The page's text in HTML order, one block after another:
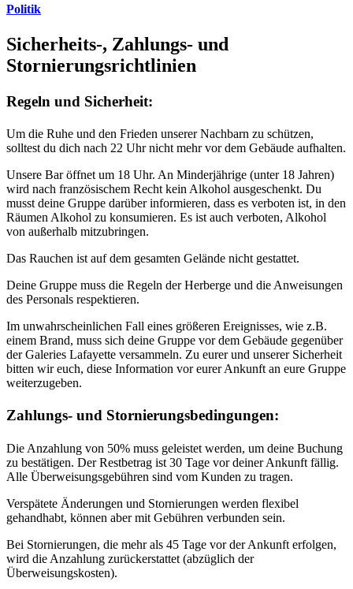
Politik
Sicherheits-, Zahlungs- und
Stornierungsrichtlinien
Regeln und Sicherheit:
Um die Ruhe und den Frieden unserer Nachbarn zu schützen,
solltest du dich nach 22 Uhr nicht mehr vor dem Gebäude aufhalten.
Unsere Bar öffnet um 18 Uhr. An Minderjährige (unter 18 Jahren)
wird nach französischem Recht kein Alkohol ausgeschenkt. Du
musst deine Gruppe darüber informieren, dass es verboten ist, in den
Räumen Alkohol zu konsumieren. Es ist auch verboten, Alkohol
von außerhalb mitzubringen.
Das Rauchen ist auf dem gesamten Gelände nicht gestattet.
Deine Gruppe muss die Regeln der Herberge und die Anweisungen
des Personals respektieren.
Im unwahrscheinlichen Fall eines größeren Ereignisses, wie z.B.
einem Brand, muss sich deine Gruppe vor dem Gebäude gegenüber
der Galeries Lafayette versammeln. Zu eurer und unserer Sicherheit
bitten wir euch, diese Information vor eurer Ankunft an eure Gruppe
weiterzugeben.
Zahlungs- und Stornierungsbedingungen:
Die Anzahlung von 50% muss geleistet werden, um deine Buchung
zu bestätigen. Der Restbetrag ist 30 Tage vor deiner Ankunft fällig.
Alle Überweisungsgebühren sind vom Kunden zu tragen.
Verspätete Änderungen und Stornierungen werden flexibel
gehandhabt, können aber mit Gebühren verbunden sein.
Bei Stornierungen, die mehr als 45 Tage vor der Ankunft erfolgen,
wird die Anzahlung zurückerstattet (abzüglich der
Überweisungskosten).